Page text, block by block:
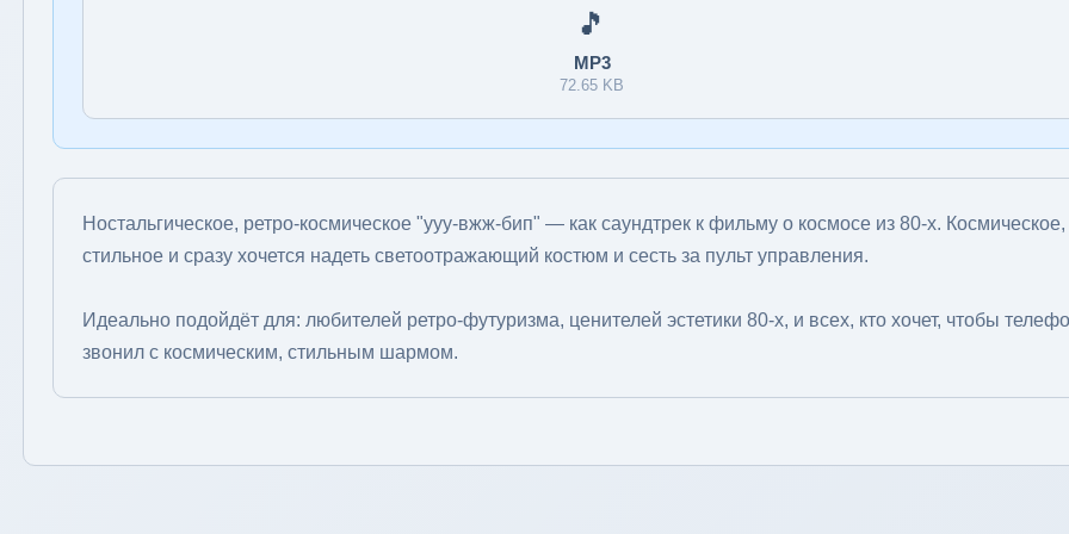
🎵
MP3
72.65 KB
Ностальгическое, ретро-космическое "ууу-вжж-бип" — как саундтрек к фильму о космосе из 80-х. Космическое,
стильное и сразу хочется надеть светоотражающий костюм и сесть за пульт управления.
Идеально подойдёт для: любителей ретро-футуризма, ценителей эстетики 80-х, и всех, кто хочет, чтобы
звонил с космическим, стильным шармом.